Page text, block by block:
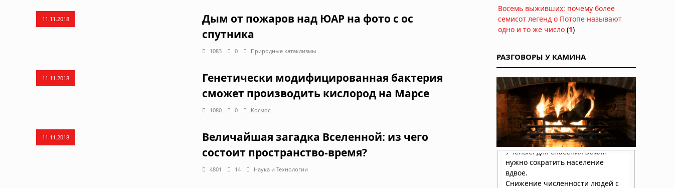
11.11.2018
Дым от пожаров над ЮАР на фото с ос
спутника
1083 0 Природные катаклизмы
11.11.2018
Генетически модифицированная бактерия
сможет производить кислород на Марсе
1080 0 Космос
11.11.2018
Величайшая загадка Вселенной: из чего
состоит пространство-время?
4801 14 Наука и Технологии
Восемь выживших: почему более
семисот легенд о Потопе называют
одно и то же число (1)
РАЗГОВОРЫ У КАМИНА